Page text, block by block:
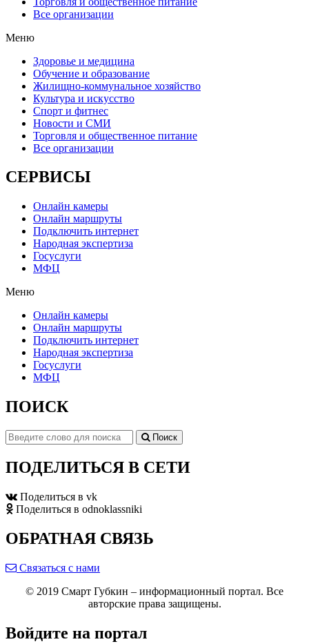
Все организации
Меню
Здоровье и медицина
Обучение и образование
Жилищно-коммунальное хозяйство
Культура и искусство
Спорт и фитнес
Новости и СМИ
Торговля и общественное питание
Все организации
СЕРВИСЫ
Онлайн камеры
Онлайн маршруты
Подключить интернет
Народная экспертиза
Госуслуги
МФЦ
Меню
Онлайн камеры
Онлайн маршруты
Подключить интернет
Народная экспертиза
Госуслуги
МФЦ
ПОИСК
Поиск
ПОДЕЛИТЬСЯ В СЕТИ
Поделиться в vk
Поделиться в odnoklassniki
ОБРАТНАЯ СВЯЗЬ
Связаться с нами
© 2019 Смарт Губкин – информационный портал. Все
авторские права защищены.
Войдите на портал